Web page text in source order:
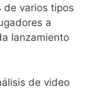
de varios tipos
a
lanzamiento
de video